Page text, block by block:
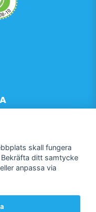
skall fungera
ditt samtycke
anpassa via